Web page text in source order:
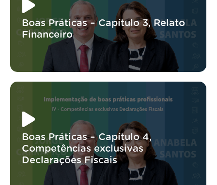
Boas Práticas – Capítulo 3, Relato
Financeiro
Boas Práticas – Capítulo 4,
Competências exclusivas
Declarações Fiscais